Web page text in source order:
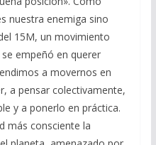
nuestra enemiga sino
15M, un movimiento
empeñó en querer
a movernos en
a pensar colectivamente,
y a ponerlo en práctica.
más consciente la